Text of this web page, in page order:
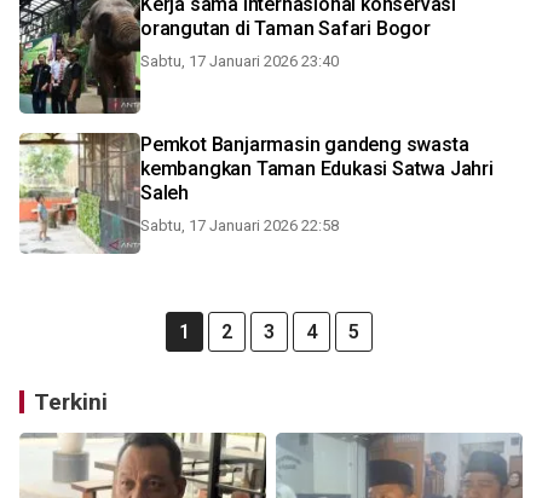
orangutan di Taman Safari Bogor
Sabtu, 17 Januari 2026 23:40
Pemkot Banjarmasin gandeng swasta
kembangkan Taman Edukasi Satwa Jahri
Saleh
Sabtu, 17 Januari 2026 22:58
1 2 3 4 5
Terkini